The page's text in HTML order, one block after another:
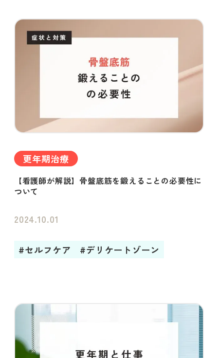
更年期治療
【看護師が解説】骨盤底筋を鍛えることの必要性に
ついて
2024.10.01
#セルフケア #デリケートゾーン